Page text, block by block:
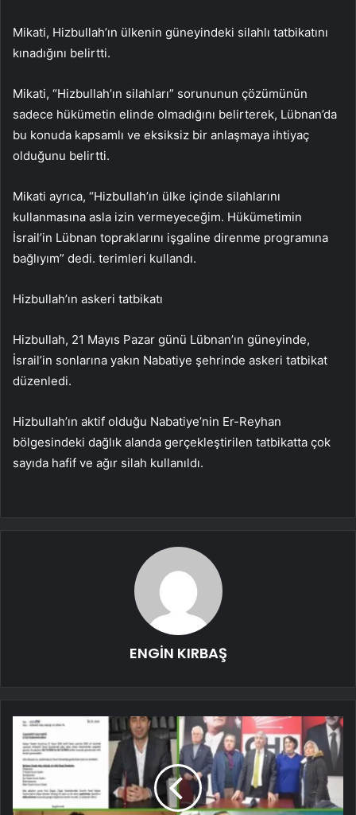
Mikati, Hizbullah’ın ülkenin güneyindeki silahlı tatbikatını
kınadığını belirtti.
Mikati, “Hizbullah’ın silahları” sorununun çözümünün
sadece hükümetin elinde olmadığını belirterek, Lübnan’da
bu konuda kapsamlı ve eksiksiz bir anlaşmaya ihtiyaç
olduğunu belirtti.
Mikati ayrıca, “Hizbullah’ın ülke içinde silahlarını
kullanmasına asla izin vermeyeceğim. Hükümetimin
İsrail’in Lübnan topraklarını işgaline direnme programına
bağlıyım” dedi. terimleri kullandı.
Hizbullah’ın askeri tatbikatı
Hizbullah, 21 Mayıs Pazar günü Lübnan’ın güneyinde,
İsrail’in sonlarına yakın Nabatiye şehrinde askeri tatbikat
düzenledi.
Hizbullah’ın aktif olduğu Nabatiye’nin Er-Reyhan
bölgesindeki dağlık alanda gerçekleştirilen tatbikatta çok
sayıda hafif ve ağır silah kullanıldı.
ENGİN KIRBAŞ